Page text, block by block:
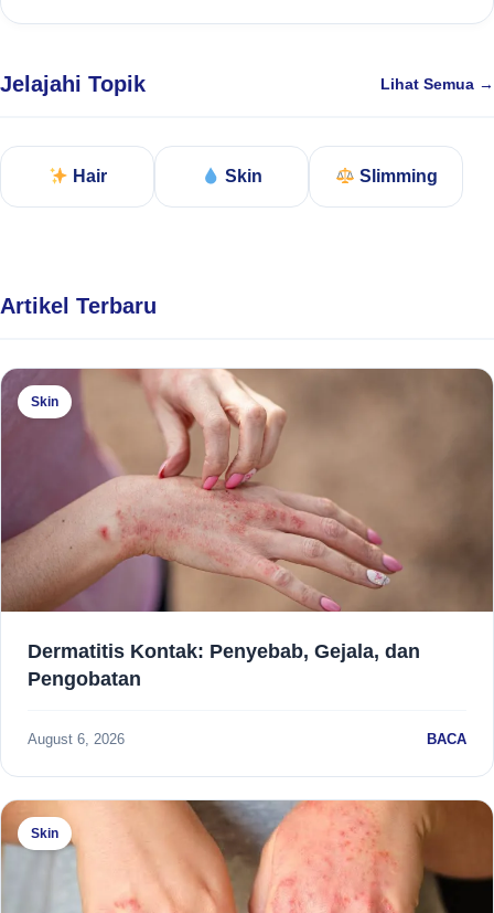
Jelajahi Topik Lihat Semua →
Hair Skin Slimming
Artikel Terbaru
Skin
Dermatitis Kontak: Penyebab, Gejala, dan
Pengobatan
August 6, 2026 BACA
Skin